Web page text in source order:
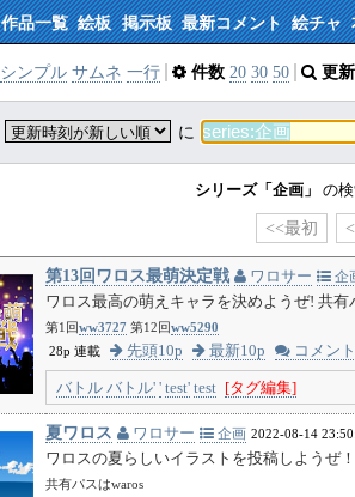
作品一覧 絵板 掲示板 最新コメント 絵チャ
シンプル サムネ 一行 件数 20 30 50 更
に
シリーズ「企画」 の
<<最初
第13回ワロス最萌決定戦 ワロサー
企
ワロス最高の萌えキャラを決めようぜ! 共有
第1回ww3727 第12回ww5290
28p 連載
先頭10p 最新10p コメント
バトル バトル' ' test' test [タグ編集]
夏ワロス ワロサー 企画 2022-08-14
ワロスの夏らしいイラストを投稿しようぜ！
共有パスはwaros